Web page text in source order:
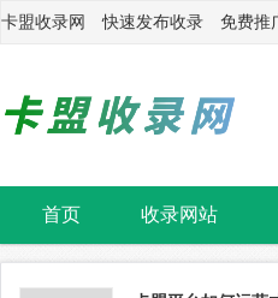
卡盟收录网 快速发布收录 免费推
首页 收录网站